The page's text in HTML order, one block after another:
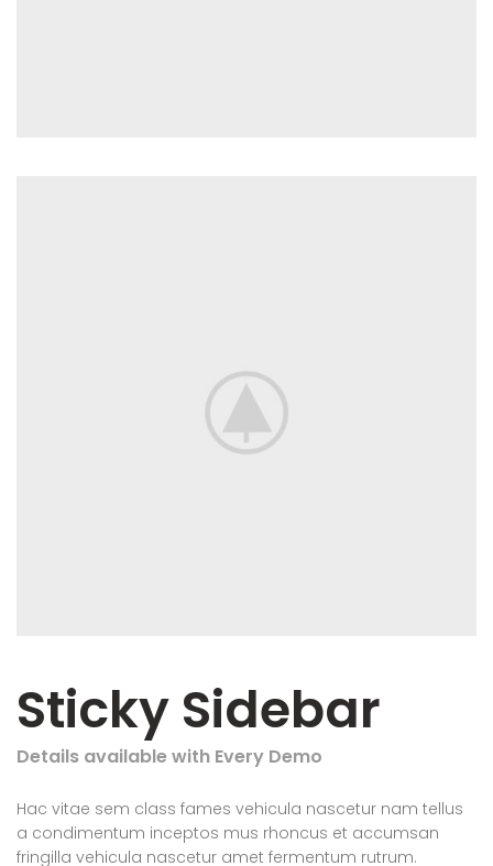
Sticky Sidebar
Details available with Every Demo
Hac vitae sem class fames vehicula nascetur nam tellus
a condimentum inceptos mus rhoncus et accumsan
fringilla vehicula nascetur amet fermentum rutrum.